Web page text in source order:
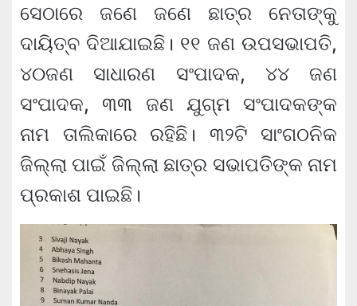
ସେଠାରେ ଜଣେ ଜଣେ ଛାତ୍ର ନେତାଙ୍କୁ
ଦାୟିତ୍ବ ଦିଆଯାଇଛି। ୧୧ ଜଣ ଉପସଭାପତି,
୪୦ଜଣ ସାଧାରଣ ସଂପାଦକ, ୪୪ ଜଣ
ସଂପାଦକ, ୩୩ ଜଣ ଯୁଗ୍ମ ସଂପାଦକଙ୍କ
ନାମ ତାଲିକାରେ ରହିଛି। ୩୨ଟି ସାଂଗଠନିକ
ଜିଲ୍ଲା ପାଇଁ ଜିଲ୍ଲା ଛାତ୍ର ସଭାପତିଙ୍କ ନାମ
ପ୍ରକାଶ ପାଇଛି।